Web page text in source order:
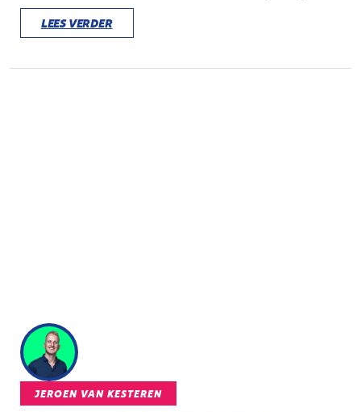
LEES VERDER
JEROEN VAN KESTEREN